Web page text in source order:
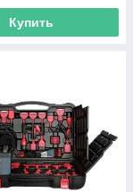
Купить